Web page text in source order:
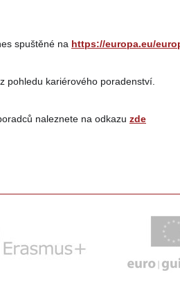
spuštěné na https://europa.eu/
pohledu kariérového poradenství.
naleznete na odkazu zde